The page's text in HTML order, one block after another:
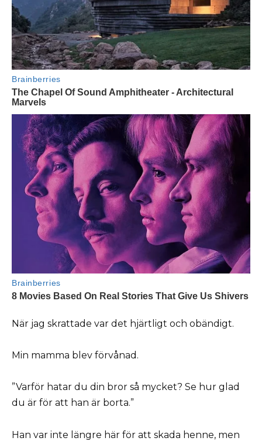
När jag skrattade var det hjärtligt och obändigt.
Min mamma blev förvånad.
”Varför hatar du din bror så mycket? Se hur glad
du är för att han är borta.”
Han var inte längre här för att skada henne, men